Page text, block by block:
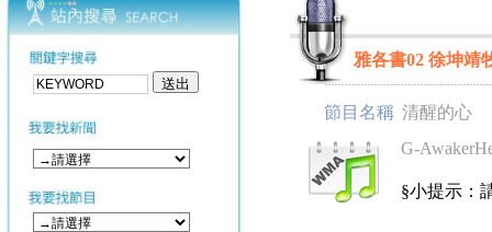
雅各書02 徐坤靖
節目名稱 清醒的心
G-
§小提示：